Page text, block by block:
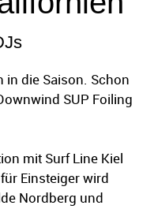
in die Saison. Schon
SUP Foiling
mit Surf Line Kiel
Einsteiger wird
Nordberg und